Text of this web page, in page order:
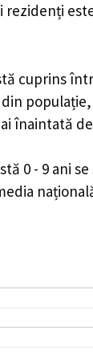
cuprins
înaintată
0 - 9 ani